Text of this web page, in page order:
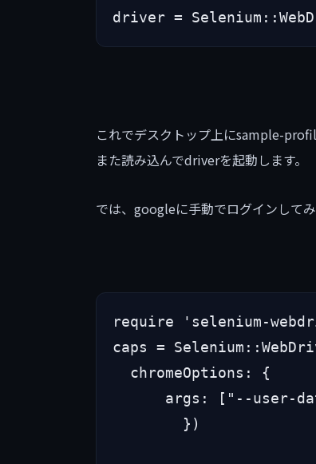
driver =
これでデスクトップ上にsample-
また読み込んでdriverを起動します。
では、googleに手動でログインしてみ
require 'selenium-
caps =
  chromeOptions: {
args: ["--user-
        })